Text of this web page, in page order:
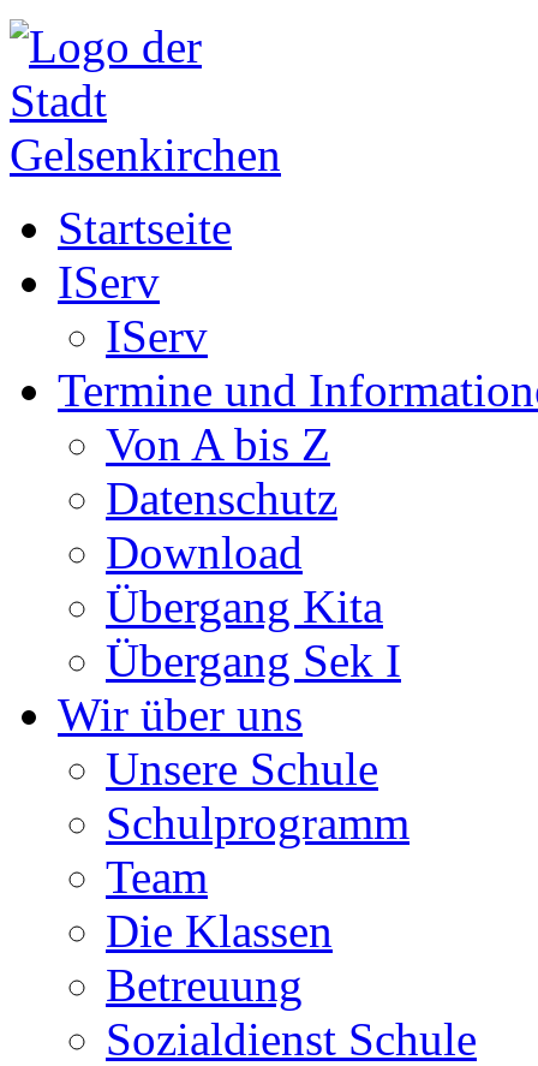
Startseite
IServ
IServ
Termine und
Von A bis Z
Datenschutz
Download
Übergang Kita
Übergang Sek I
Wir über uns
Unsere Schule
Schulprogramm
Team
Die Klassen
Betreuung
Sozialdienst Schule